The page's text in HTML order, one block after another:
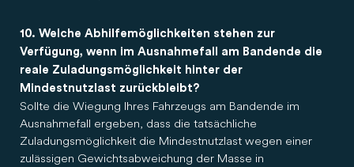
10. Welche Abhilfemöglichkeiten stehen zur
Verfügung, wenn im Ausnahmefall am Bandende die
reale Zuladungsmöglichkeit hinter der
Mindestnutzlast zurückbleibt?
Sollte die Wiegung Ihres Fahrzeugs am Bandende im
Ausnahmefall ergeben, dass die tatsächliche
Zuladungsmöglichkeit die Mindestnutzlast wegen einer
zulässigen Gewichtsabweichung der Masse in